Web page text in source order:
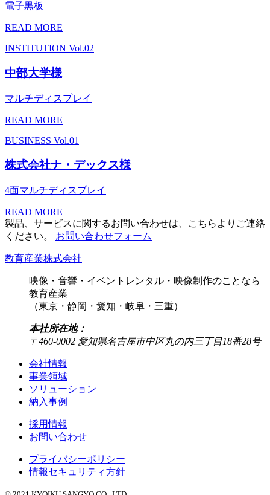
電子黒板
READ MORE
INSTITUTION Vol.02
中部大学様
マルチディスプレイ
READ MORE
BUSINESS Vol.01
株式会社ナ・デックス様
4面マルチディスプレイ
READ MORE
製品、サービスに関するお問い合わせは、こちらよりご連絡
ください。 お問い合わせフォーム
教育産業株式会社
映像・音響・イベントレンタル・映像制作のことなら
教育産業
（東京・静岡・愛知・岐阜・三重）
本社所在地：
〒460-0002 愛知県名古屋市中区丸の内三丁目18番28号
会社情報
事業領域
ソリューション
納入事例
採用情報
お問い合わせ
プライバシーポリシー
情報セキュリティ方針